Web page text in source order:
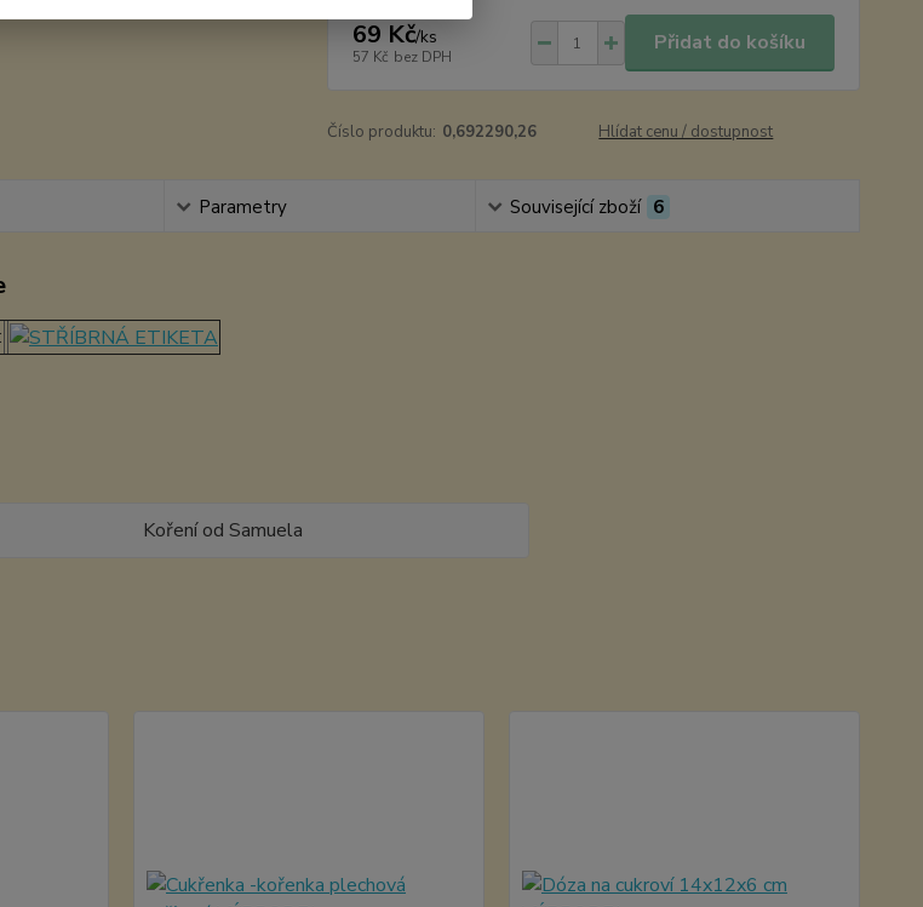
69 Kč/ks
57 Kč bez DPH
Přidat do košíku
Číslo produktu: 0,692290,26 Hlídat cenu / dostupnost
Parametry Související zboží 6
Koření od Samuela